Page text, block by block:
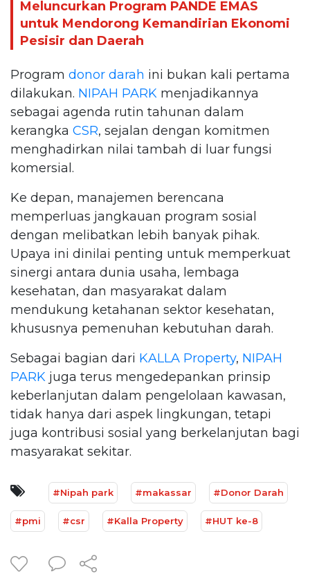
Meluncurkan Program PANDE EMAS
untuk Mendorong Kemandirian Ekonomi
Pesisir dan Daerah
Program donor darah ini bukan kali pertama
dilakukan. NIPAH PARK menjadikannya
sebagai agenda rutin tahunan dalam
kerangka CSR, sejalan dengan komitmen
menghadirkan nilai tambah di luar fungsi
komersial.
Ke depan, manajemen berencana
memperluas jangkauan program sosial
dengan melibatkan lebih banyak pihak.
Upaya ini dinilai penting untuk memperkuat
sinergi antara dunia usaha, lembaga
kesehatan, dan masyarakat dalam
mendukung ketahanan sektor kesehatan,
khususnya pemenuhan kebutuhan darah.
Sebagai bagian dari KALLA Property, NIPAH
PARK juga terus mengedepankan prinsip
keberlanjutan dalam pengelolaan kawasan,
tidak hanya dari aspek lingkungan, tetapi
juga kontribusi sosial yang berkelanjutan bagi
masyarakat sekitar.
#Nipah park #makassar #Donor Darah
#pmi #csr #Kalla Property #HUT ke-8